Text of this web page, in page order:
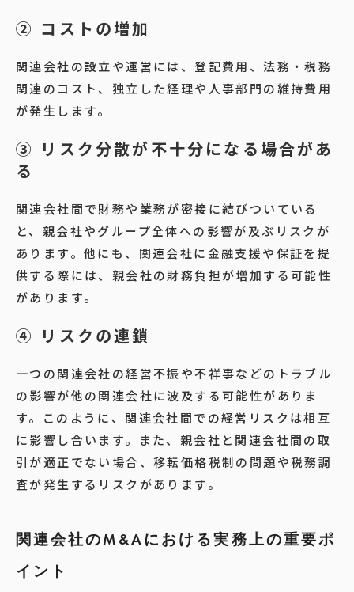
② コストの増加
関連会社の設立や運営には、登記費用、法務・税務
関連のコスト、独立した経理や人事部門の維持費用
が発生します。
③ リスク分散が不十分になる場合があ
る
関連会社間で財務や業務が密接に結びついている
と、親会社やグループ全体への影響が及ぶリスクが
あります。他にも、関連会社に金融支援や保証を提
供する際には、親会社の財務負担が増加する可能性
があります。
④ リスクの連鎖
一つの関連会社の経営不振や不祥事などのトラブル
の影響が他の関連会社に波及する可能性がありま
す。このように、関連会社間での経営リスクは相互
に影響し合います。また、親会社と関連会社間の取
引が適正でない場合、移転価格税制の問題や税務調
査が発生するリスクがあります。
関連会社のM&Aにおける実務上の重要ポ
イント